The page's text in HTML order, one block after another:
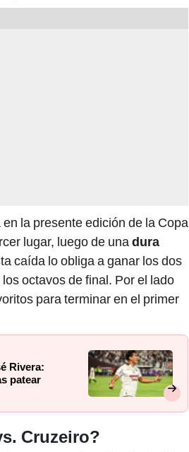
la presente edición de la Copa
lugar, luego de unadura
caída lo obliga a ganar los dos
octavos de final. Por el lado
para terminar en el primer
Rivera:
patear
Cruzeiro?